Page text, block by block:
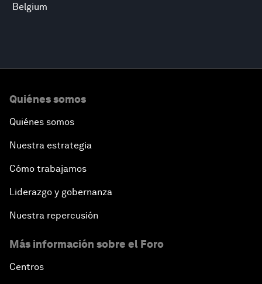
Belgium
Quiénes somos
Quiénes somos
Nuestra estrategia
Cómo trabajamos
Liderazgo y gobernanza
Nuestra repercusión
Más información sobre el Foro
Centros